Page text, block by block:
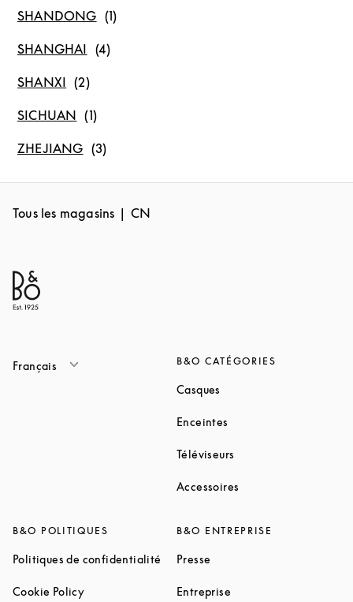
SHANDONG
SHANGHAI
SHANXI
SICHUAN
ZHEJIANG
Tous les magasins CN
Français B&O CATÉGORIES
Casques
Enceintes
Téléviseurs
Accessoires
B&O POLITIQUES
Politiques de confidentialité Link Opens in New Tab
Cookie PolicyLink Opens in New Tab
B&O ENTREPRISE
Presse
Entreprise